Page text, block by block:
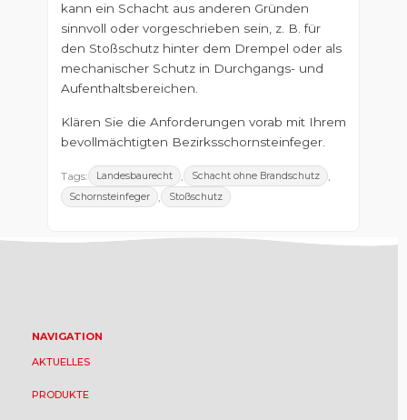
kann ein Schacht aus anderen Gründen
sinnvoll oder vorgeschrieben sein, z. B. für
den Stoßschutz hinter dem Drempel oder als
mechanischer Schutz in Durchgangs- und
Aufenthaltsbereichen.
Klären Sie die Anforderungen vorab mit Ihrem
bevollmächtigten Bezirksschornsteinfeger.
Tags: Landesbaurecht , Schacht ohne Brandschutz ,
Schornsteinfeger , Stoßschutz
NAVIGATION
AKTUELLES
PRODUKTE